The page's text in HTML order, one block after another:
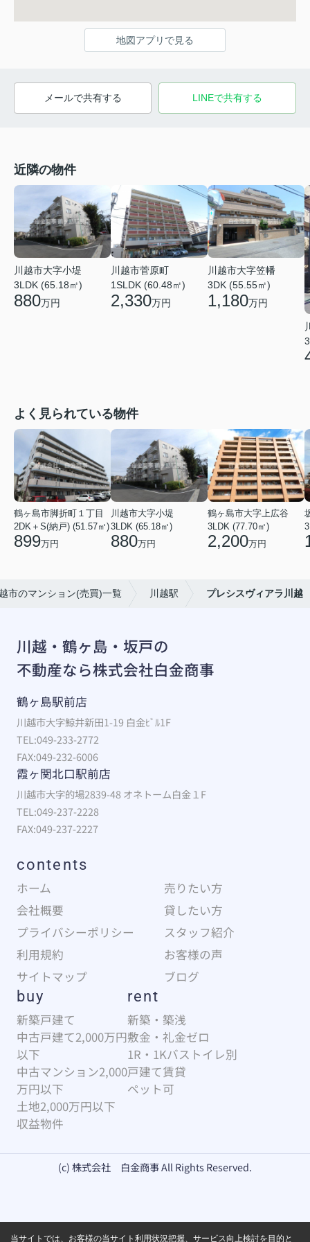
地図アプリで見る
メールで共有する LINEで共有する
近隣の物件
川越市大字小堤
3LDK (65.18㎡)
880万円
川越市菅原町
1SLDK (60.48㎡)
2,330万円
川越市大字笠幡
3DK (55.55㎡)
1,180万円
よく見られている物件
鶴ヶ島市脚折町１丁目
2DK＋S(納戸) (51.57㎡)
899万円
川越市大字小堤
3LDK (65.18㎡)
880万円
鶴ヶ島市大字上広谷
3LDK (77.70㎡)
2,200万円
市のマンション(売買)一覧 川越駅 プレシスヴィアラ川越
川越・鶴ヶ島・坂戸の
不動産なら株式会社白金商事
鶴ヶ島駅前店
川越市大字鯨井新田1-19 白金ﾋﾞﾙ1F
TEL:049-233-2772
FAX:049-232-6006
霞ヶ関北口駅前店
川越市大字的場2839-48 オネトーム白金１F
TEL:049-237-2228
FAX:049-237-2227
contents
ホーム
売りたい方
会社概要
貸したい方
プライバシーポリシー
スタッフ紹介
利用規約
お客様の声
サイトマップ
ブログ
buy
新築戸建て
中古戸建て2,000万円
以下
中古マンション2,000
万円以下
土地2,000万円以下
収益物件
rent
新築・築浅
敷金・礼金ゼロ
1R・1Kバストイレ別
戸建て賃貸
ペット可
(c) 株式会社 白金商事 All Rights Reserved.
当サイトでは、お客様の当サイト利用状況把握、サービス向上検討を目的と